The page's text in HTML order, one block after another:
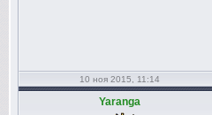
10 ноя 2015, 11:14
Yaranga